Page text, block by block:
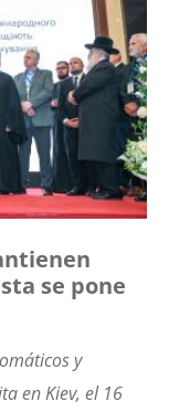
se pone
y
en Kiev, el 16